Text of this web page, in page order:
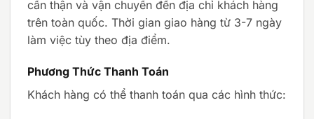
cẩn thận và vận chuyển đến địa chỉ khách hàng
trên toàn quốc. Thời gian giao hàng từ 3-7 ngày
làm việc tùy theo địa điểm.
Phương Thức Thanh Toán
Khách hàng có thể thanh toán qua các hình thức: